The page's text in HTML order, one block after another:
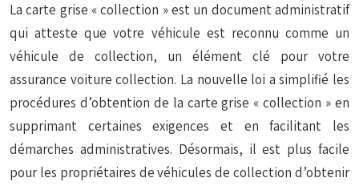
La carte grise « collection » est un document administratif
qui atteste que votre véhicule est reconnu comme un
véhicule de collection, un élément clé pour votre
assurance voiture collection. La nouvelle loi a simplifié les
procédures d’obtention de la carte grise « collection » en
supprimant certaines exigences et en facilitant les
démarches administratives. Désormais, il est plus facile
pour les propriétaires de véhicules de collection d’obtenir